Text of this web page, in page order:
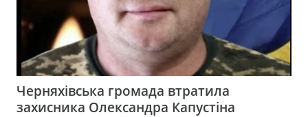
Черняхівська громада втратила
захисника Олександра Капустіна